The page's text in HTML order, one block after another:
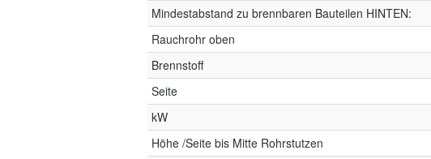
Mindestabstand zu brennbaren Bauteilen HINTEN:
Rauchrohr oben
Brennstoff
Seite
kW
Höhe /Seite bis Mitte Rohrstutzen